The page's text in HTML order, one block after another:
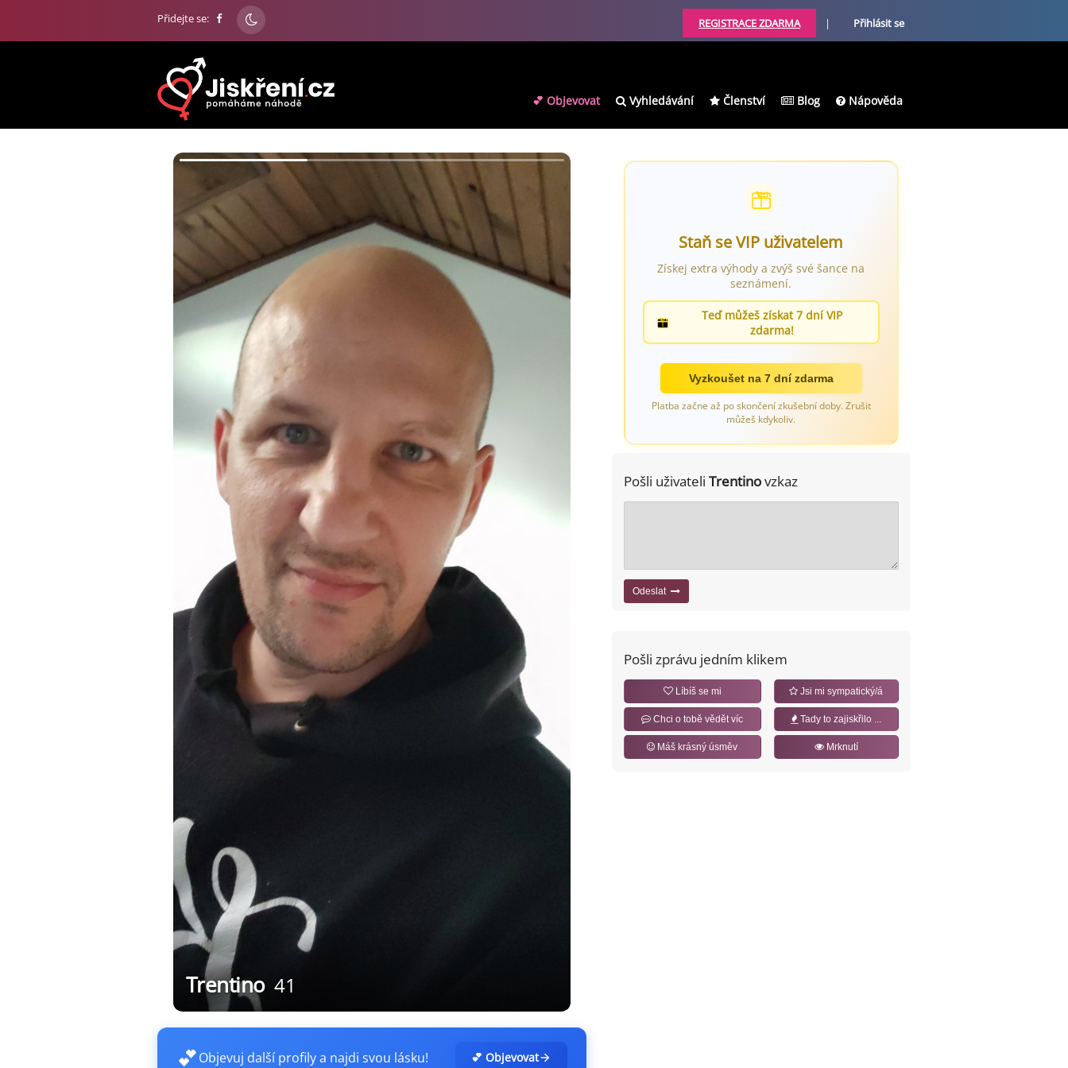
Přidejte se: REGISTRACE ZDARMA | Přihlásit se
💕 Objevovat Vyhledávání Členství Blog Nápověda
Trentino 41
💕Objevuj další profily a najdi svou lásku! 💕 Objevovat
Staň se VIP uživatelem
Získej extra výhody a zvýš své šance na
seznámení.
Teď můžeš získat 7 dní VIP
zdarma!
Vyzkoušet na 7 dní zdarma
Platba začne až po skončení zkušební doby. Zrušit
můžeš kdykoliv.
Pošli uživateli Trentinovzkaz
Odeslat
Pošli zprávu jedním klikem
Líbíš se mi Jsi mi sympatický/á
Chci o tobě vědět víc Tady to zajiskřilo ...
Máš krásný úsměv Mrknutí